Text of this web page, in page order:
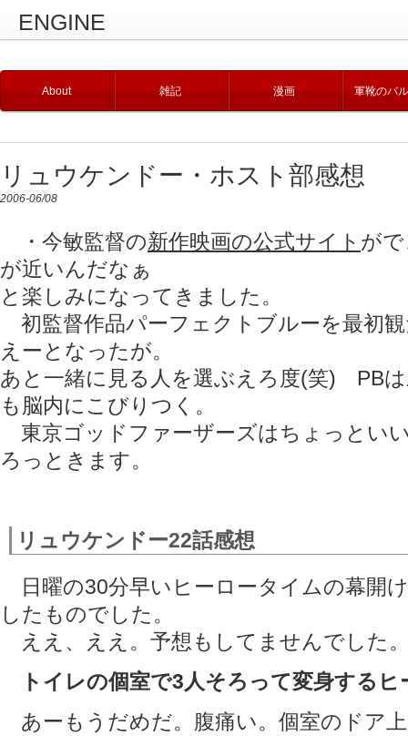
ENGINE
About 雑記 漫画 軍靴のバ
リュウケンドー・ホスト部感想
2006-06/08
・今敏監督の新作映画の公式サイト が
が近いんだなぁ
と楽しみになってきました。
初監督作品パーフェクトブルーを最初
えーとなったが。
あと一緒に見る人を選ぶえろ度(笑) PB
も脳内にこびりつく。
東京ゴッドファーザーズはちょっとい
ろっときます。
リュウケンドー22話感想
日曜の30分早いヒーロータイムの幕開
したものでした。
ええ、ええ。予想もしてませんでした
トイレの個室で3人そろって変身する
あーもうだめだ。腹痛い。個室のドア